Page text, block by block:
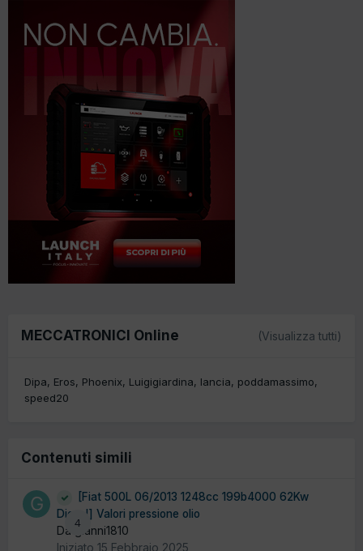
MECCATRONICI Online (Visualizza tutti)
Dipa Eros Phoenix Luigigiardina lancia
poddamassimo
speed20
Contenuti simili
4
[Fiat 500L 06/2013 1248cc 199b4000 62Kw
Diesel] Valori pressione olio
Da gianni1810
Iniziato 15 Febbraio 2025